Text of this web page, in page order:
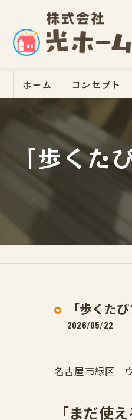
ホーム コンセプト
「歩く
「歩くた
2026/05/22
名古屋市緑区｜
「まだ使